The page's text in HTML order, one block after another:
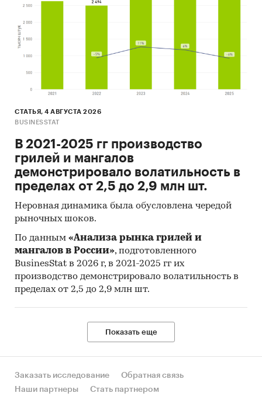
СТАТЬЯ, 4 АВГУСТА 2026
BUSINESSTAT
В 2021-2025 гг производство
грилей и мангалов
демонстрировало волатильность в
пределах от 2,5 до 2,9 млн шт.
Неровная динамика была обусловлена чередой
рыночных шоков.
По данным «Анализа рынка грилей и
мангалов в России», подготовленного
BusinesStat в 2026 г, в 2021-2025 гг их
производство демонстрировало волатильность в
пределах от 2,5 до 2,9 млн шт.
Показать еще
Заказать исследование
Обратная связь
Наши партнеры
Стать партнером